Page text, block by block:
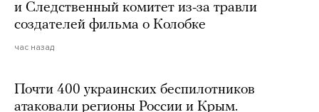
и Следственный комитет из-за травли
создателей фильма о Колобке
час назад
Почти 400 украинских беспилотников
атаковали регионы России и Крым.